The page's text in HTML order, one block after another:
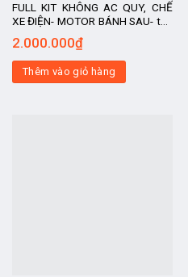
FULL KIT KHÔNG AC QUY, CHẾ
XE ĐIỆN- MOTOR BÁNH SAU- tốc
độ 30-35km/h, kit chế xe điện, xe
chế, động cơ
2.000.000₫
Thêm vào giỏ hàng